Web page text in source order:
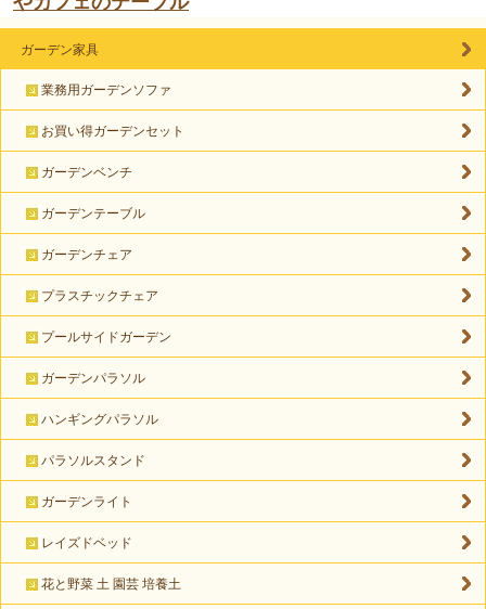
ガーデン家具
業務用ガーデンソファ
お買い得ガーデンセット
ガーデンベンチ
ガーデンテーブル
ガーデンチェア
プラスチックチェア
プールサイドガーデン
ガーデンパラソル
ハンギングパラソル
パラソルスタンド
ガーデンライト
レイズドベッド
花と野菜 土 園芸 培養土